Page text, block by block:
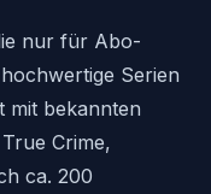
nur für Abo-
Serien
mit bekannten
Crime,
ca. 200